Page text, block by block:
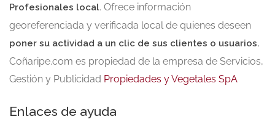
Profesionales local. Ofrece información
georeferenciada y verificada local de quienes deseen
poner su actividad a un clic de sus clientes o usuarios.
Coñaripe.com es propiedad de la empresa de Servicios,
Gestión y Publicidad Propiedades y Vegetales SpA
Enlaces de ayuda